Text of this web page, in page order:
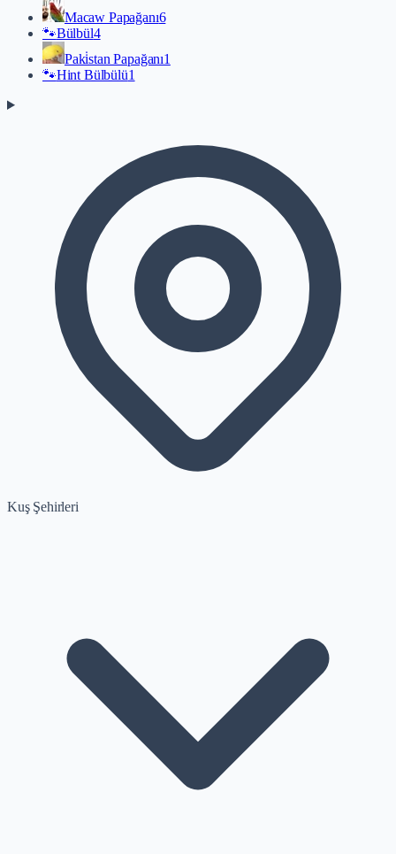
Macaw Papağanı6
🐾Bülbül4
Paki̇stan Papağanı1
🐾Hint Bülbülü1
Kuş Şehirleri